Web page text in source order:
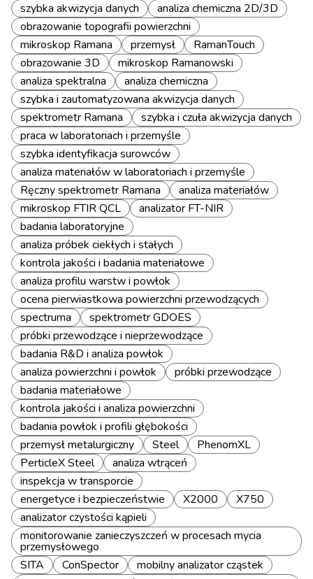
szybka akwizycja danych
analiza chemiczna 2D/3D
obrazowanie topografii powierzchni
mikroskop Ramana
przemysł
RamanTouch
obrazowanie 3D
mikroskop Ramanowski
analiza spektralna
analiza chemiczna
szybka i zautomatyzowana akwizycja danych
spektrometr Ramana
szybka i czuła akwizycja danych
praca w laboratoriach i przemyśle
szybka identyfikacja surowców
analiza materiałów w laboratoriach i przemyśle
Ręczny spektrometr Ramana
analiza materiałów
mikroskop FTIR QCL
analizator FT-NIR
badania laboratoryjne
analiza próbek ciekłych i stałych
kontrola jakości i badania materiałowe
analiza profilu warstw i powłok
ocena pierwiastkowa powierzchni przewodzących
spectruma
spektrometr GDOES
próbki przewodzące i nieprzewodzące
badania R&D i analiza powłok
analiza powierzchni i powłok
próbki przewodzące
badania materiałowe
kontrola jakości i analiza powierzchni
badania powłok i profili głębokości
przemysł metalurgiczny
Steel
PhenomXL
PerticleX Steel
analiza wtrąceń
inspekcja w transporcie
energetyce i bezpieczeństwie
X2000
X750
analizator czystości kąpieli
monitorowanie zanieczyszczeń w procesach mycia
przemysłowego
SITA
ConSpector
mobilny analizator cząstek